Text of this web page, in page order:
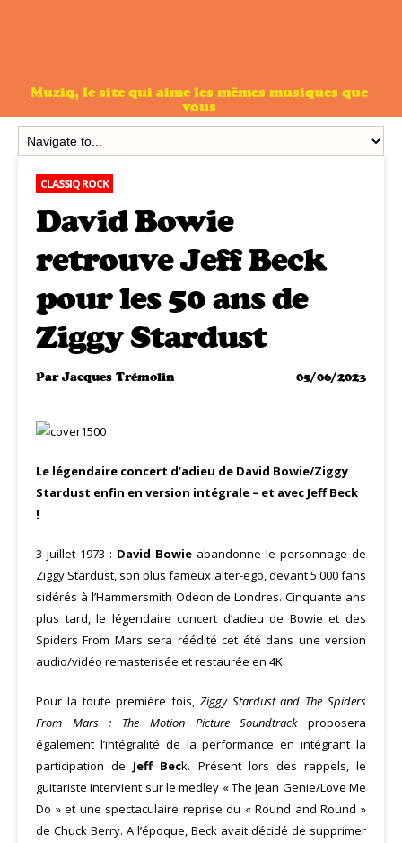
Muziq, le site qui aime les mêmes musiques que
vous
CLASSIQ ROCK
David Bowie
retrouve Jeff Beck
pour les 50 ans de
Ziggy Stardust
ParJacques Trémolin 05/06/2023
Le légendaire concert d’adieu de David Bowie/Ziggy
Stardust enfin en version intégrale – et avec Jeff Beck
!
3 juillet 1973 : David Bowie abandonne le personnage de
Ziggy Stardust, son plus fameux alter-ego, devant 5 000 fans
sidérés à l’Hammersmith Odeon de Londres. Cinquante ans
plus tard, le légendaire concert d’adieu de Bowie et des
Spiders From Mars sera réédité cet été dans une version
audio/vidéo remasterisée et restaurée en 4K.
Pour la toute première fois, Ziggy Stardust and The Spiders
From Mars : The Motion Picture Soundtrackproposera
également l’intégralité de la performance en intégrant la
participation de Jeff Beck. Présent lors des rappels, le
guitariste intervient sur le medley « The Jean Genie/Love Me
Do » et une spectaculaire reprise du « Round and Round »
de Chuck Berry. A l’époque, Beck avait décidé de supprimer